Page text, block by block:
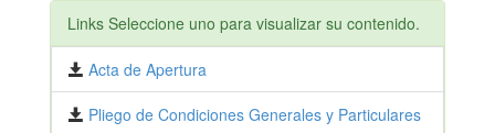
Links Seleccione uno para visualizar su contenido.
Acta de Apertura
Pliego de Condiciones Generales y Particulares